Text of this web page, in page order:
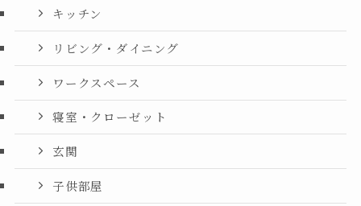
キッチン
リビング・ダイニング
ワークスペース
寝室・クローゼット
玄関
子供部屋